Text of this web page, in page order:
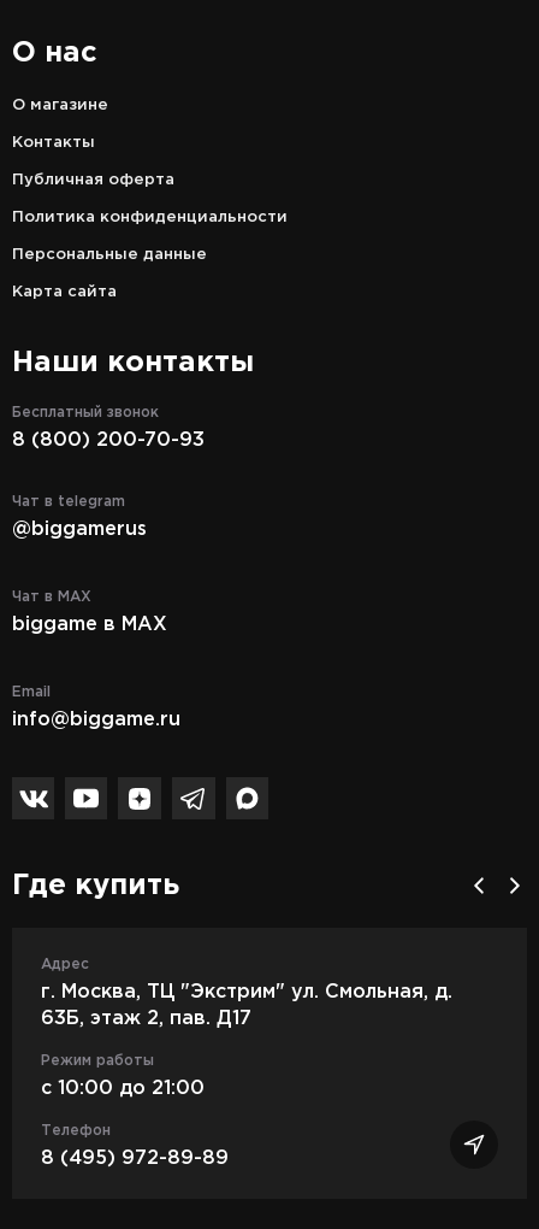
О нас
О магазине
Контакты
Публичная оферта
Политика конфиденциальности
Персональные данные
Карта сайта
Наши контакты
Бесплатный звонок
8 (800) 200-70-93
Чат в telegram
@biggamerus
Чат в MAX
biggame в MAX
Email
info@biggame.ru
Где купить
Адрес
г. Москва, ТЦ "Экстрим" ул. Смольная, д.
63Б, этаж 2, пав. Д17
Режим работы
c 10:00 до 21:00
Телефон
8 (495) 972-89-89